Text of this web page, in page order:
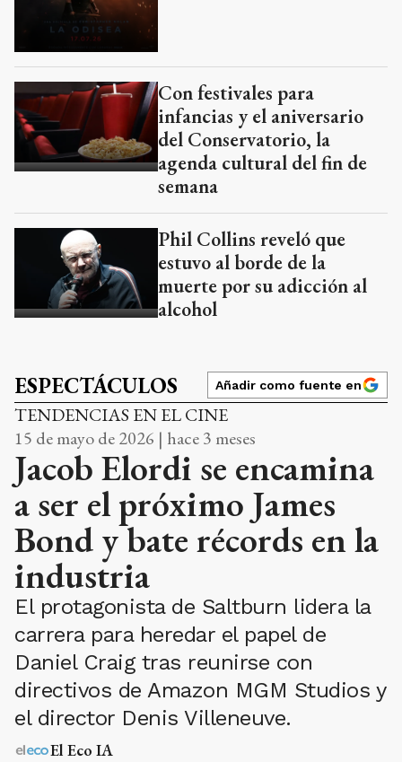
Con festivales para
infancias y el aniversario
del Conservatorio, la
agenda cultural del fin de
semana
Phil Collins reveló que
estuvo al borde de la
muerte por su adicción al
alcohol
ESPECTÁCULOS Añadir como fuente en
TENDENCIAS EN EL CINE
15 de mayo de 2026 | hace 3 meses
Jacob Elordi se encamina
a ser el próximo James
Bond y bate récords en la
industria
El protagonista de Saltburn lidera la
carrera para heredar el papel de
Daniel Craig tras reunirse con
directivos de Amazon MGM Studios y
el director Denis Villeneuve.
El Eco IA